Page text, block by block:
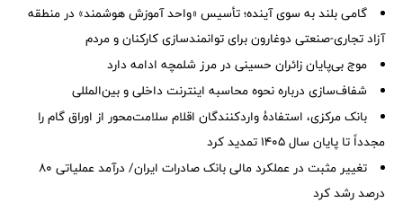
گامی بلند به سوی آینده؛ تأسیس «واحد آموزش هوشمند» در منطقه
آزاد تجاری-صنعتی دوغارون برای توانمندسازی کارکنان و مردم
موج بی‌پایان زائران حسینی در مرز شلمچه ادامه دارد
شفاف‌سازی درباره نحوه محاسبه اینترنت داخلی و بین‌المللی
بانک مرکزی، استفادۀ واردکنندگان اقلام سلامت‌محور از اوراق گام را
مجدداً تا پایان سال ۱۴۰۵ تمدید کرد
تغییر مثبت در عملکرد مالی بانک صادرات ایران/ درآمد عملیاتی 80
درصد رشد کرد